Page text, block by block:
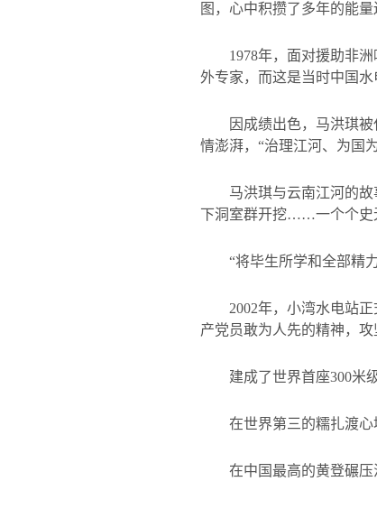
图，心中积攒了多年的能
1978年，面对援助非
外专家，而这是当时中国水
因成绩出色，马洪琪
情澎湃，“治理江河、为国
马洪琪与云南江河的
下洞室群开挖……一个个史
“将毕生所学和全部精
2002年，小湾水电站
产党员敢为人先的精神，
建成了世界首座300米
在世界第三的糯扎渡心
在中国最高的黄登碾